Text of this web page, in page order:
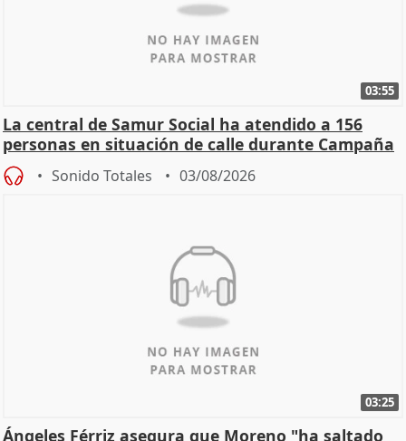
03:55
La central de Samur Social ha atendido a 156
personas en situación de calle durante Campaña
de Calor
Sonido Totales 03/08/2026
03:25
Ángeles Férriz asegura que Moreno "ha saltado